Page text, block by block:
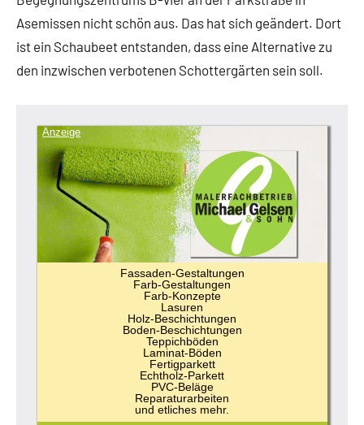
Asemissen nicht schön aus. Das hat sich geändert. Dort
ist ein Schaubeet entstanden, dass eine Alternative zu
den inzwischen verbotenen Schottergärten sein soll.
Anzeige
Fassaden-Gestaltungen
Farb-Gestaltungen
Farb-Konzepte
Lasuren
Holz-Beschichtungen
Boden-Beschichtungen
Teppichböden
Laminat-Böden
Fertigparkett
Echtholz-Parkett
PVC-Beläge
Reparaturarbeiten
und etliches mehr.